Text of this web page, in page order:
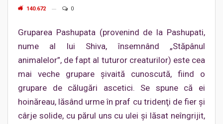
140.672 0
Gruparea Pashupata (provenind de la Pashupati,
nume al lui Shiva, însemnând „Stăpânul
animalelor”, de fapt al tuturor creaturilor) este cea
mai veche grupare şivaită cunoscută, fiind o
grupare de călugări ascetici. Se spune că ei
hoinăreau, lăsând urme în praf cu tridenţi de fier şi
cârje solide, cu părul uns cu ulei şi lăsat neîngrijit,